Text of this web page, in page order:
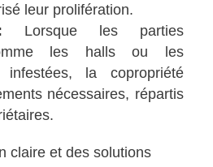
leur prolifération.
Lorsque les parties
les halls ou les
la copropriété
nécessaires, répartis
claire et des solutions